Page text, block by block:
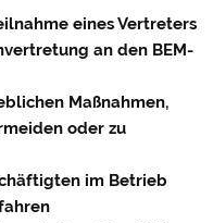
eines Vertreters
an den BEM-
Maßnahmen,
oder zu
im Betrieb